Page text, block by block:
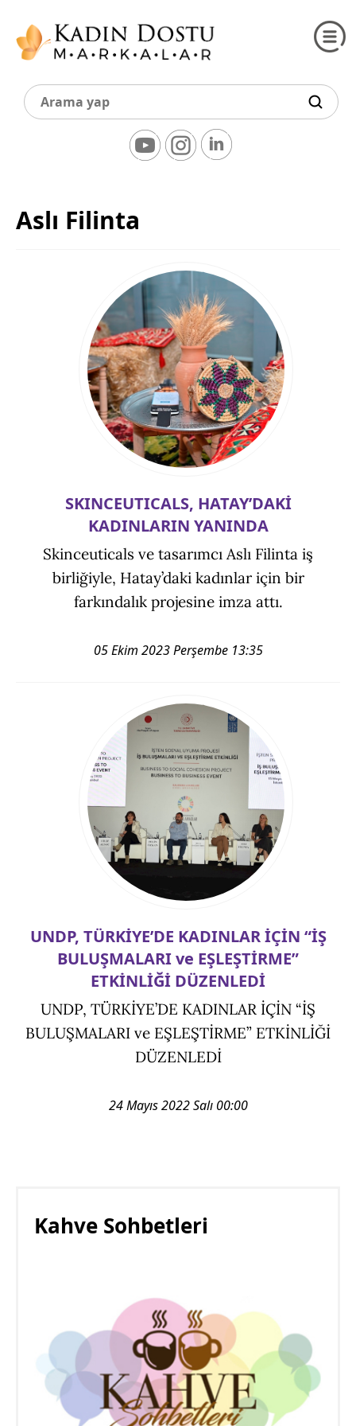
Aslı Filinta
SKINCEUTICALS, HATAY’DAKİ
KADINLARIN YANINDA
Skinceuticals ve tasarımcı Aslı Filinta iş
birliğiyle, Hatay’daki kadınlar için bir
farkındalık projesine imza attı.
05 Ekim 2023 Perşembe 13:35
UNDP, TÜRKİYE’DE KADINLAR İÇİN “İŞ
BULUŞMALARI ve EŞLEŞTİRME”
ETKİNLİĞİ DÜZENLEDİ
UNDP, TÜRKİYE’DE KADINLAR İÇİN “İŞ
BULUŞMALARI ve EŞLEŞTİRME” ETKİNLİĞİ
DÜZENLEDİ
24 Mayıs 2022 Salı 00:00
Kahve Sohbetleri